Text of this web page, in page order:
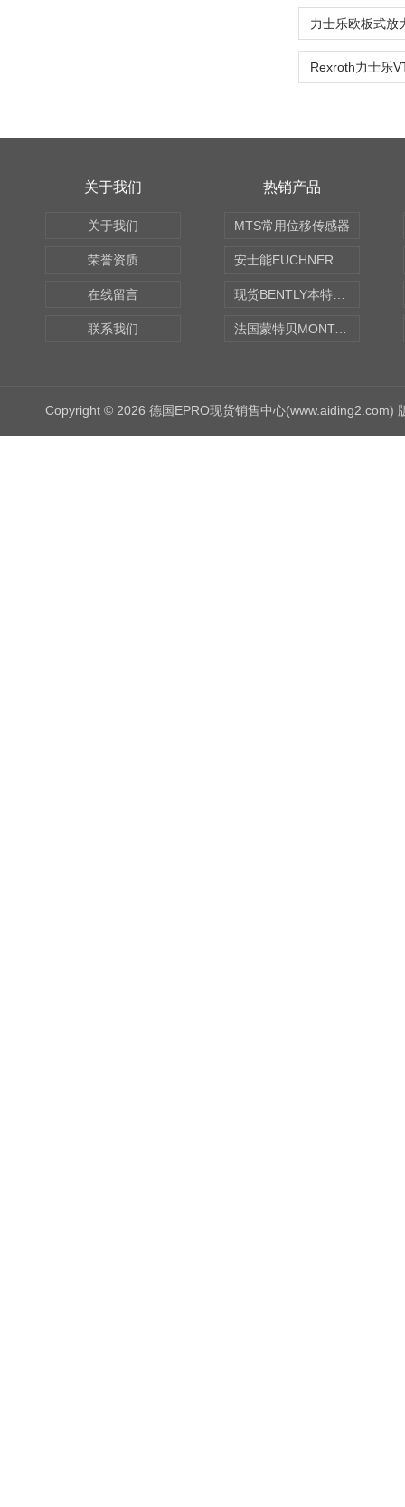
关于我们
关于我们
荣誉资质
在线留言
联系我们
热销产品
MTS常用位移传感器
法国蒙特贝MONTABERT打壳机凿岩机Z92
Copyright © 2026 德国EPRO现货销售中心(www.aiding2.com)